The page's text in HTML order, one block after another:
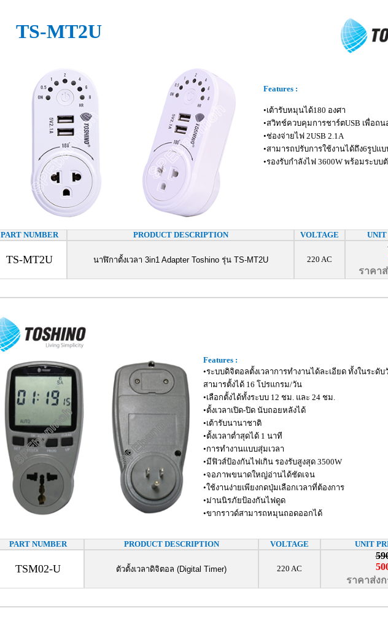
TS-MT2U
Features :
•เต้ารับหมุนได้180 องศา
•สวิทช์ควบคุมการชาร์ตUSB เพื่อถน
•ช่องจ่ายไฟ 2USB 2.1A
•สามารถปรับการใช้งานได้ถึง6รูปแบ
•รองรับกำลังไฟ 3600W พร้อมระบบ
PART NUMBER PRODUCT DESCRIPTION VOLTAGE UNIT
TS-MT2U นาฬิกาตั้งเวลา 3in1 Adapter Toshino รุ่น TS-MT2U 220 AC
ราคา
Features :
•ระบบดิจิตอลตั้งเวลาการทำงานได้ละเอียด ทั้งในระดับ
สามารตั้งได้ 16 โปรแกรม/วัน
•เลือกตั้งได้ทั้งระบบ 12 ชม. และ 24 ชม.
•ตั้งเวลาเปิด-ปิด นับถอยหลังได้
•เต้ารับนานาชาติ
•ตั้งเวลาต่ำสุดได้ 1 นาที
•การทำงานแบบสุ่มเวลา
•มีฟิวส์ป้องกันไฟเกิน รองรับสูงสุด 3500W
•จอภาพขนาดใหญ่อ่านได้ชัดเจน
•ใช้งานง่ายเพียงกดปุ่มเลือกเวลาที่ต้องการ
•ม่านนิรภัยป้องกันไฟดูด
•ขากราวด์สามารถหมุนถอดออกได้
PART NUMBER PRODUCT DESCRIPTION VOLTAGE UNIT
TSM02-U ตัวตั้งเวลาดิจิตอล (Digital Timer) 220 AC
ราคาส่ง